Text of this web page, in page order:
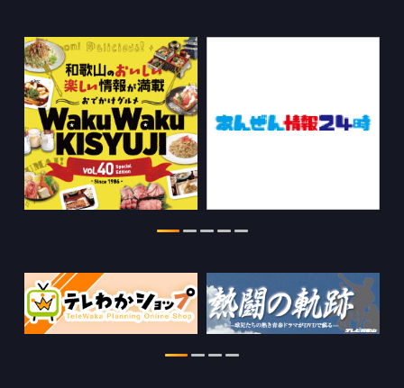
WTV NEWS6【WAKAYAMA SDGs】の
情報を更新しました。
特別番組【8月】の情報を更新しました。